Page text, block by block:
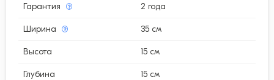
Гарантия 2 года
Ширина 35 см
Высота 15 см
Глубина 15 см